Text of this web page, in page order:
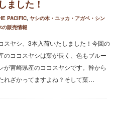
ました！
PACIFIC, ヤシの木・ユッカ・アガベ・シン
の販売情報
スヤシ、3本入荷いたしました！今回の
のココスヤシは葉が長く、色もブルー
宮崎県産のココスヤシです。幹から
れざかってますよね？そして葉…